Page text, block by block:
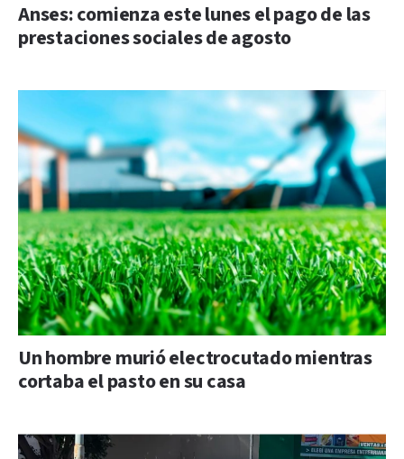
Anses: comienza este lunes el pago de las
prestaciones sociales de agosto
Un hombre murió electrocutado mientras
cortaba el pasto en su casa